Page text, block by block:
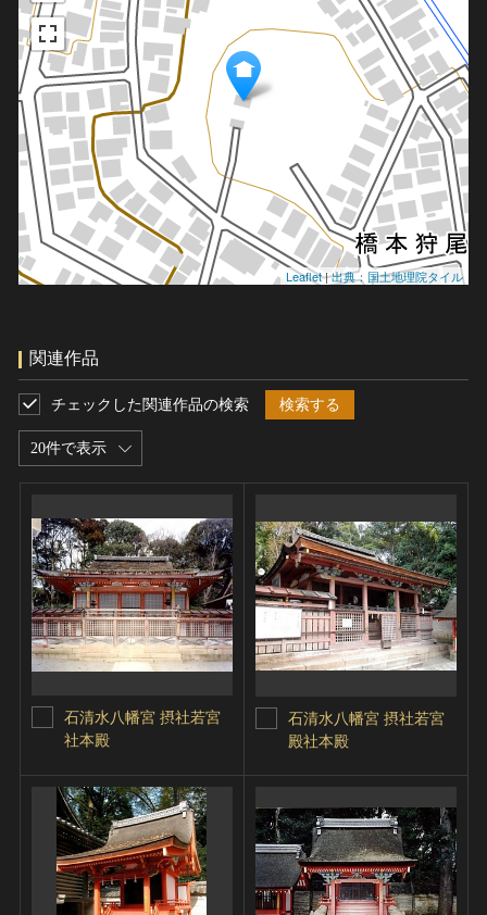
Leaflet|出典：国土地理院タイル
関連作品
20件で表示
チェックした関連作品の検索 検索する
石清水八幡宮 摂社若宮
社本殿
石清水八幡宮 摂社若宮
殿社本殿